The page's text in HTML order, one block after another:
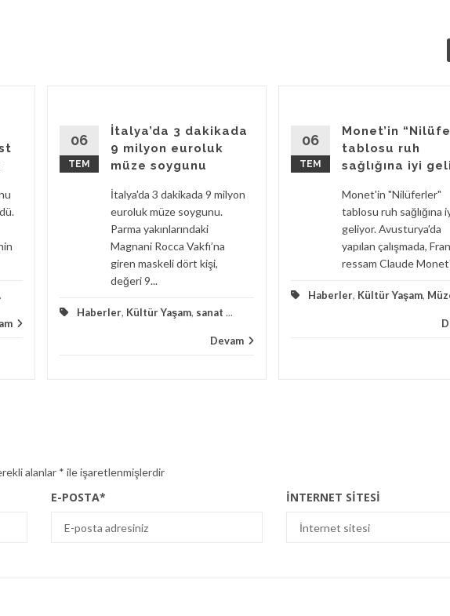
06
TEM
İtalya’da 3 dakikada
9 milyon euroluk
müze soygunu
İtalya'da 3 dakikada 9 milyon
euroluk müze soygunu.
Parma yakınlarındaki
Magnani Rocca Vakfı’na
giren maskeli dört kişi,
değeri 9...
Haberler, Kültür Yaşam, sanat ...
Devam
06
TEM
Monet’in
tablosu ruh
sağlığına iyi
Monet'in "Nilüferler"
tablosu ruh sağlığına
geliyor. Avusturya'da
yapılan çalışmada,
ressam Claude
Haberler, Kültür Yaşam,
alanlar * ile işaretlenmişlerdir
E-POSTA* İNTERNET SITESI